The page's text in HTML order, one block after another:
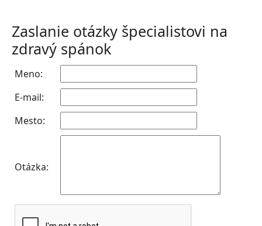
Zaslanie otázky špecialistovi na
zdravý spánok
Meno:
E-mail:
Mesto:
Otázka: